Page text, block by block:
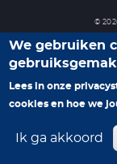
©
We gebruiken
gebruiksgemak
Lees in onze
cookies en hoe we
Ik ga akkoord